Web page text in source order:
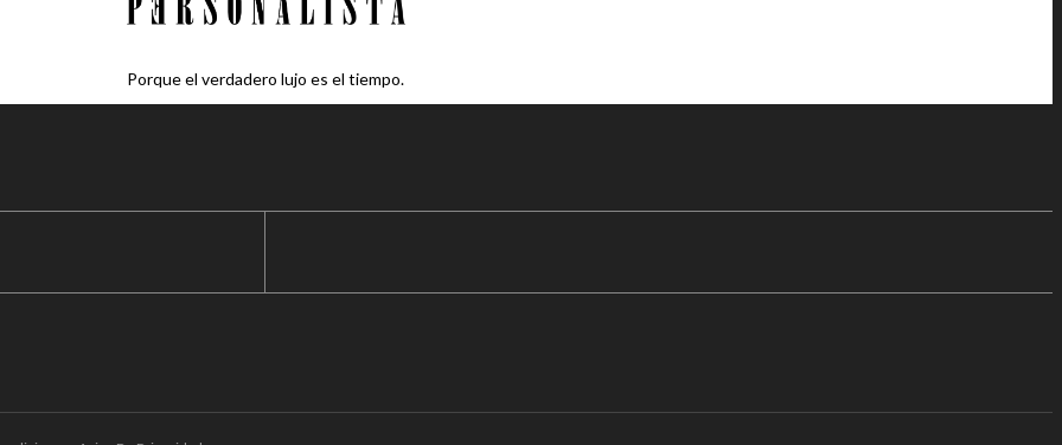
Porque el verdadero lujo es el tiempo.